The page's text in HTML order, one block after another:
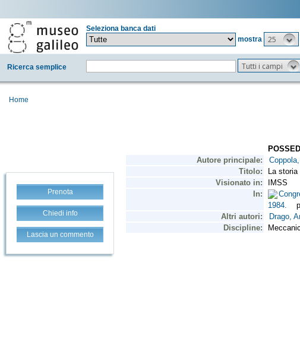
Seleziona banca dati
mostra
25
Ricerca semplice Tutti i campi
Home
Prenota
Chiedi info
Lascia un commento